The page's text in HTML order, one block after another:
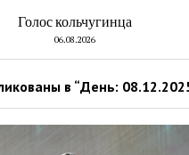
Голос кольчугинца
06.08.2026
в “День: